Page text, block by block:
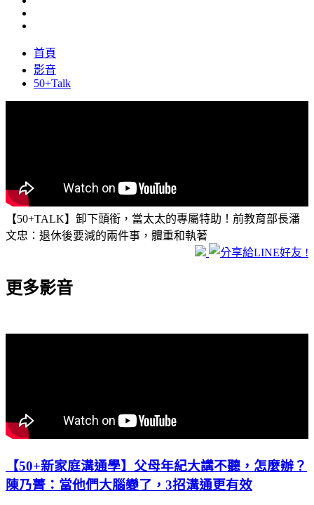
首頁
影音
50+Talk
【50+TALK】卸下頭銜，當太太的專屬特助！前教育部長潘
文忠：退休後要減的兩件事，體重和執著
更多影音
【50+新家庭溝通學】父母年紀大講不聽，怎麼辦？
陳乃菁：當他們大腦變了，3招溝通更有效